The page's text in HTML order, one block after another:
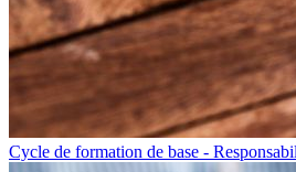
Cycle de formation de base -